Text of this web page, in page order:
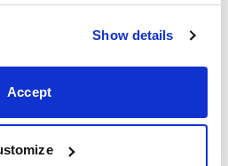
Show details
Accept
las dimensiones exteriores del
haber una variación de hasta
indicadas aquí.